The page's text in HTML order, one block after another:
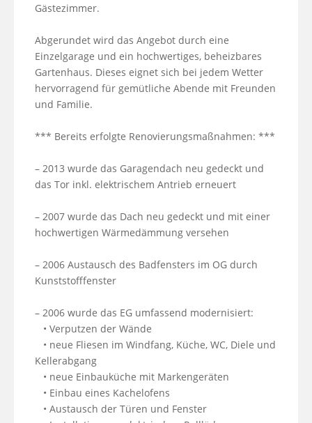
Gästezimmer.
Abgerundet wird das Angebot durch eine
Einzelgarage und ein hochwertiges, beheizbares
Gartenhaus. Dieses eignet sich bei jedem Wetter
hervorragend für gemütliche Abende mit Freunden
und Familie.
*** Bereits erfolgte Renovierungsmaßnahmen: ***
– 2013 wurde das Garagendach neu gedeckt und
das Tor inkl. elektrischem Antrieb erneuert
– 2007 wurde das Dach neu gedeckt und mit einer
hochwertigen Wärmedämmung versehen
– 2006 Austausch des Badfensters im OG durch
Kunststofffenster
– 2006 wurde das EG umfassend modernisiert:
Kellerabgang